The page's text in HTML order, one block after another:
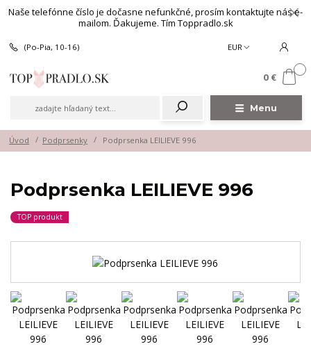
Naše telefónne číslo je dočasne nefunkčné, prosím kontaktujte nás e-
mailom. Ďakujeme. Tím Toppradlo.sk
Menu
EUR
(Po-Pia, 10-16)
0 €
Úvod Podprsenky Podprsenka LEILIEVE 996
Podprsenka LEILIEVE 996
TOP produkt